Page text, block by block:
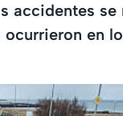
accidentes
en